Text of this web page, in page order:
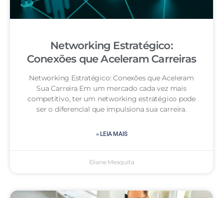
Networking Estratégico:
Conexões que Aceleram Carreiras
Networking Estratégico: Conexões que Aceleram
Sua Carreira Em um mercado cada vez mais
competitivo, ter um networking estratégico pode
ser o diferencial que impulsiona sua carreira.
» LEIA MAIS
Eliane Mesquita